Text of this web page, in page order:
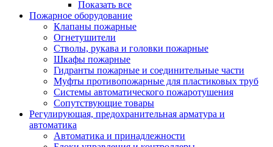
Показать все
Пожарное оборудование
Клапаны пожарные
Огнетушители
Стволы, рукава и головки пожарные
Шкафы пожарные
Гидранты пожарные и соединительные части
Муфты противопожарные для пластиковых труб
Системы автоматического пожаротушения
Сопутствующие товары
Регулирующая, предохранительная арматура и
автоматика
Автоматика и принадлежности